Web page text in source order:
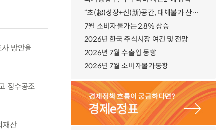
방안을
징수공조
재산
“초(超)성장+신(新)공간, 대체불가 산업강국”
7월 소비자물가는 2.8% 상승
2026년 한국 주식시장 여건 및 전망
2026년 7월 수출입 동향
2026년 7월 소비자물가동향